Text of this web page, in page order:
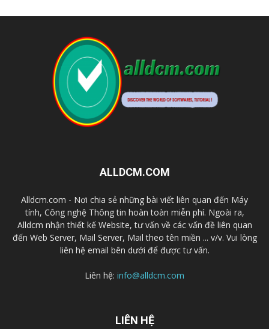
ALLDCM.COM
Alldcm.com - Nơi chia sẻ những bài viết liên quan đến Máy
tính, Công nghệ Thông tin hoàn toàn miễn phí. Ngoài ra,
Alldcm nhận thiết kế Website, tư vấn về các vấn đề liên quan
đến Web Server, Mail Server, Mail theo tên miền ... v/v. Vui lòng
liên hệ email bên dưới để được tư vấn.
Liên hệ: info@alldcm.com
LIÊN HỆ